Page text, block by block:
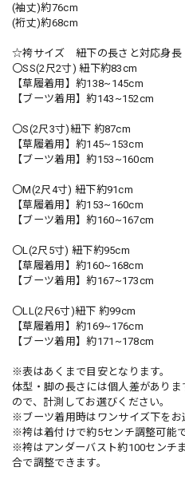
(袖丈)約76cm
(裄丈)約68cm
☆袴サイズ 紐下の長さと対応身長
〇SS(2尺2寸) 紐下約83cm
【草履着用】約138~145cm
【ブーツ着用】約143~152cm
〇S(2尺3寸)紐下 約87cm
【草履着用】約145~153cm
【ブーツ着用】約153~160cm
〇M(2尺4寸) 紐下約91cm
【草履着用】約153~160cm
【ブーツ着用】約160~167cm
〇L(2尺5寸) 紐下約95cm
【草履着用】約160~168cm
【ブーツ着用】約167~173cm
〇LL(2尺6寸)紐下 約99cm
【草履着用】約169~176cm
【ブーツ着用】約171~178cm
※表はあくまで目安となります。
体型・脚の長さには個人差があり
ので、計測してお選びください。
※ブーツ着用時はワンサイズ下をお
※袴は着付けで約5センチ調整可能
※袴はアンダーバスト約100センチ
合で調整できます。